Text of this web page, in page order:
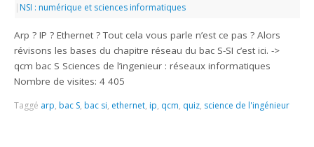
| NSI : numérique et sciences informatiques
Arp ? IP ? Ethernet ? Tout cela vous parle n’est ce pas ? Alors
révisons les bases du chapitre réseau du bac S-SI c’est ici. ->
qcm bac S Sciences de l’ingenieur : réseaux informatiques
Nombre de visites: 4 405
Taggé arp, bac S, bac si, ethernet, ip, qcm, quiz, science de l'ingénieur